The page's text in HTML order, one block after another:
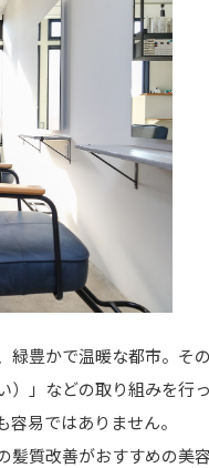
緑豊かで温暖な都市。そ
）」などの取り組みを行
易ではありません。
髪質改善がおすすめの美